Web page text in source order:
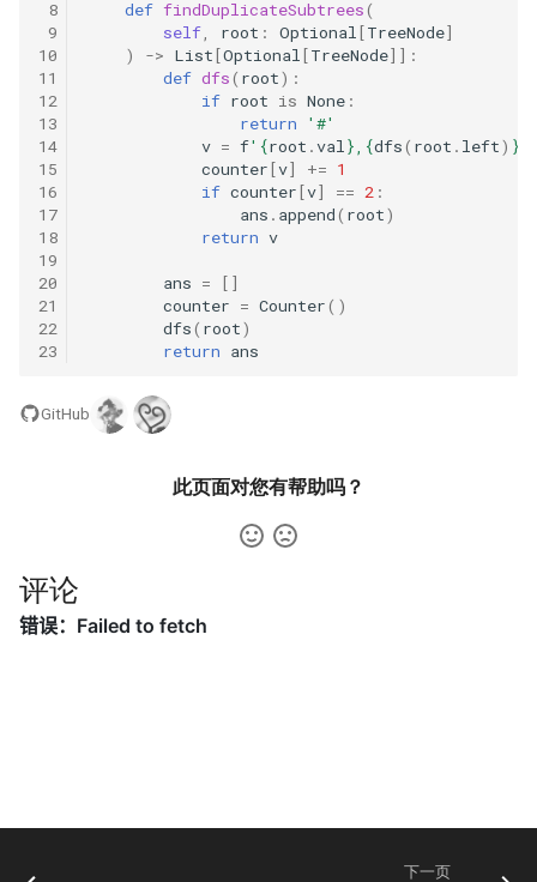
37. 序列化二叉树
38. 字符串的排列
39. 数组中出现次数超过一半
的数字
40. 最小的 k 个数
41. 数据流中的中位数
42. 连续子数组的最大和
43. 1 ～ n 整数中 1 出现的次
44. 数字序列中某一位的数字
46. 把数字翻译成字符串
50. 第一个只出现一次的字符
35. 最小时间差
36. 后缀表达式
37. 小行星碰撞
38. 每日温度
39. 直方图最大矩形面积
40. 矩阵中最大的矩形
41. 滑动窗口的平均值
44. 二叉树每层的最大值
45. 二叉树最底层最左边的值
49. 从根节点到叶节点的路径
5.7. 配对交换
5.8. 绘制直线
8.1. 三步问题
8.2. 迷路的机器人
8.3. 魔术索引
8.4. 幂集
8.5. 递归乘法
8.7. 无重复字符串的排列组合
8.8. 有重复字符串的排列组合
8.9. 括号
8.13. 堆箱子
8
9
10
11
12
13
14
15
16
17
18
19
20
21
22
23
def findDuplicateSubtrees(
self, root : Optional[TreeNode]
)
-> List[Optional[TreeNode]]:
def dfs( root):
if root is None :
return
'#'
v = f' {root .val}, {dfs( root . left) }
counter[v] += 1
if counter[v] == 2 :
ans . append( root)
return v
ans =
[]
counter = Counter()
dfs( root)
return ans
GitHub
此页面对您有帮助吗？
评论
下一页